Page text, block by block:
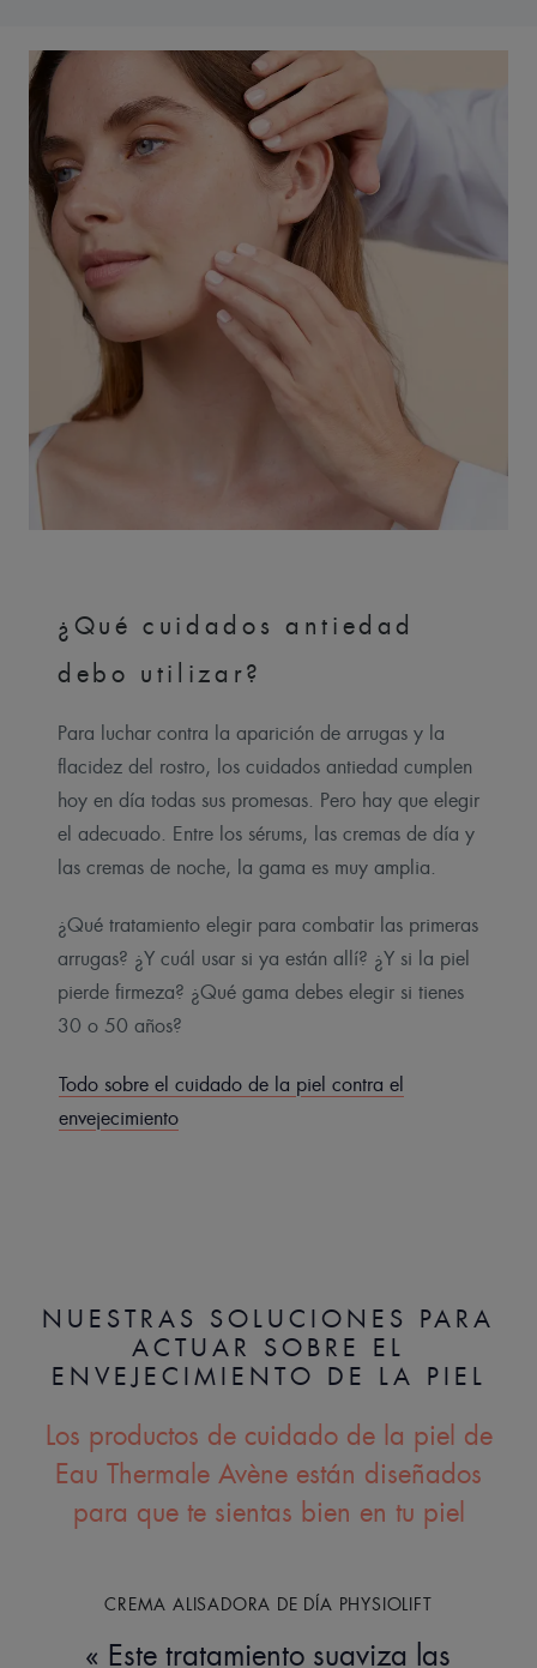
¿Qué cuidados antiedad
debo utilizar?
Para luchar contra la aparición de arrugas y la
flacidez del rostro, los cuidados antiedad cumplen
hoy en día todas sus promesas. Pero hay que elegir
el adecuado. Entre los sérums, las cremas de día y
las cremas de noche, la gama es muy amplia.
¿Qué tratamiento elegir para combatir las primeras
arrugas? ¿Y cuál usar si ya están allí? ¿Y si la piel
pierde firmeza? ¿Qué gama debes elegir si tienes
30 o 50 años?
Todo sobre el cuidado de la piel contra el
envejecimiento
NUESTRAS SOLUCIONES PARA
ACTUAR SOBRE EL
ENVEJECIMIENTO DE LA PIEL
Los productos de cuidado de la piel de
Eau Thermale Avène están diseñados
para que te sientas bien en tu piel
CREMA ALISADORA DE DÍA PHYSIOLIFT
Este tratamiento suaviza las